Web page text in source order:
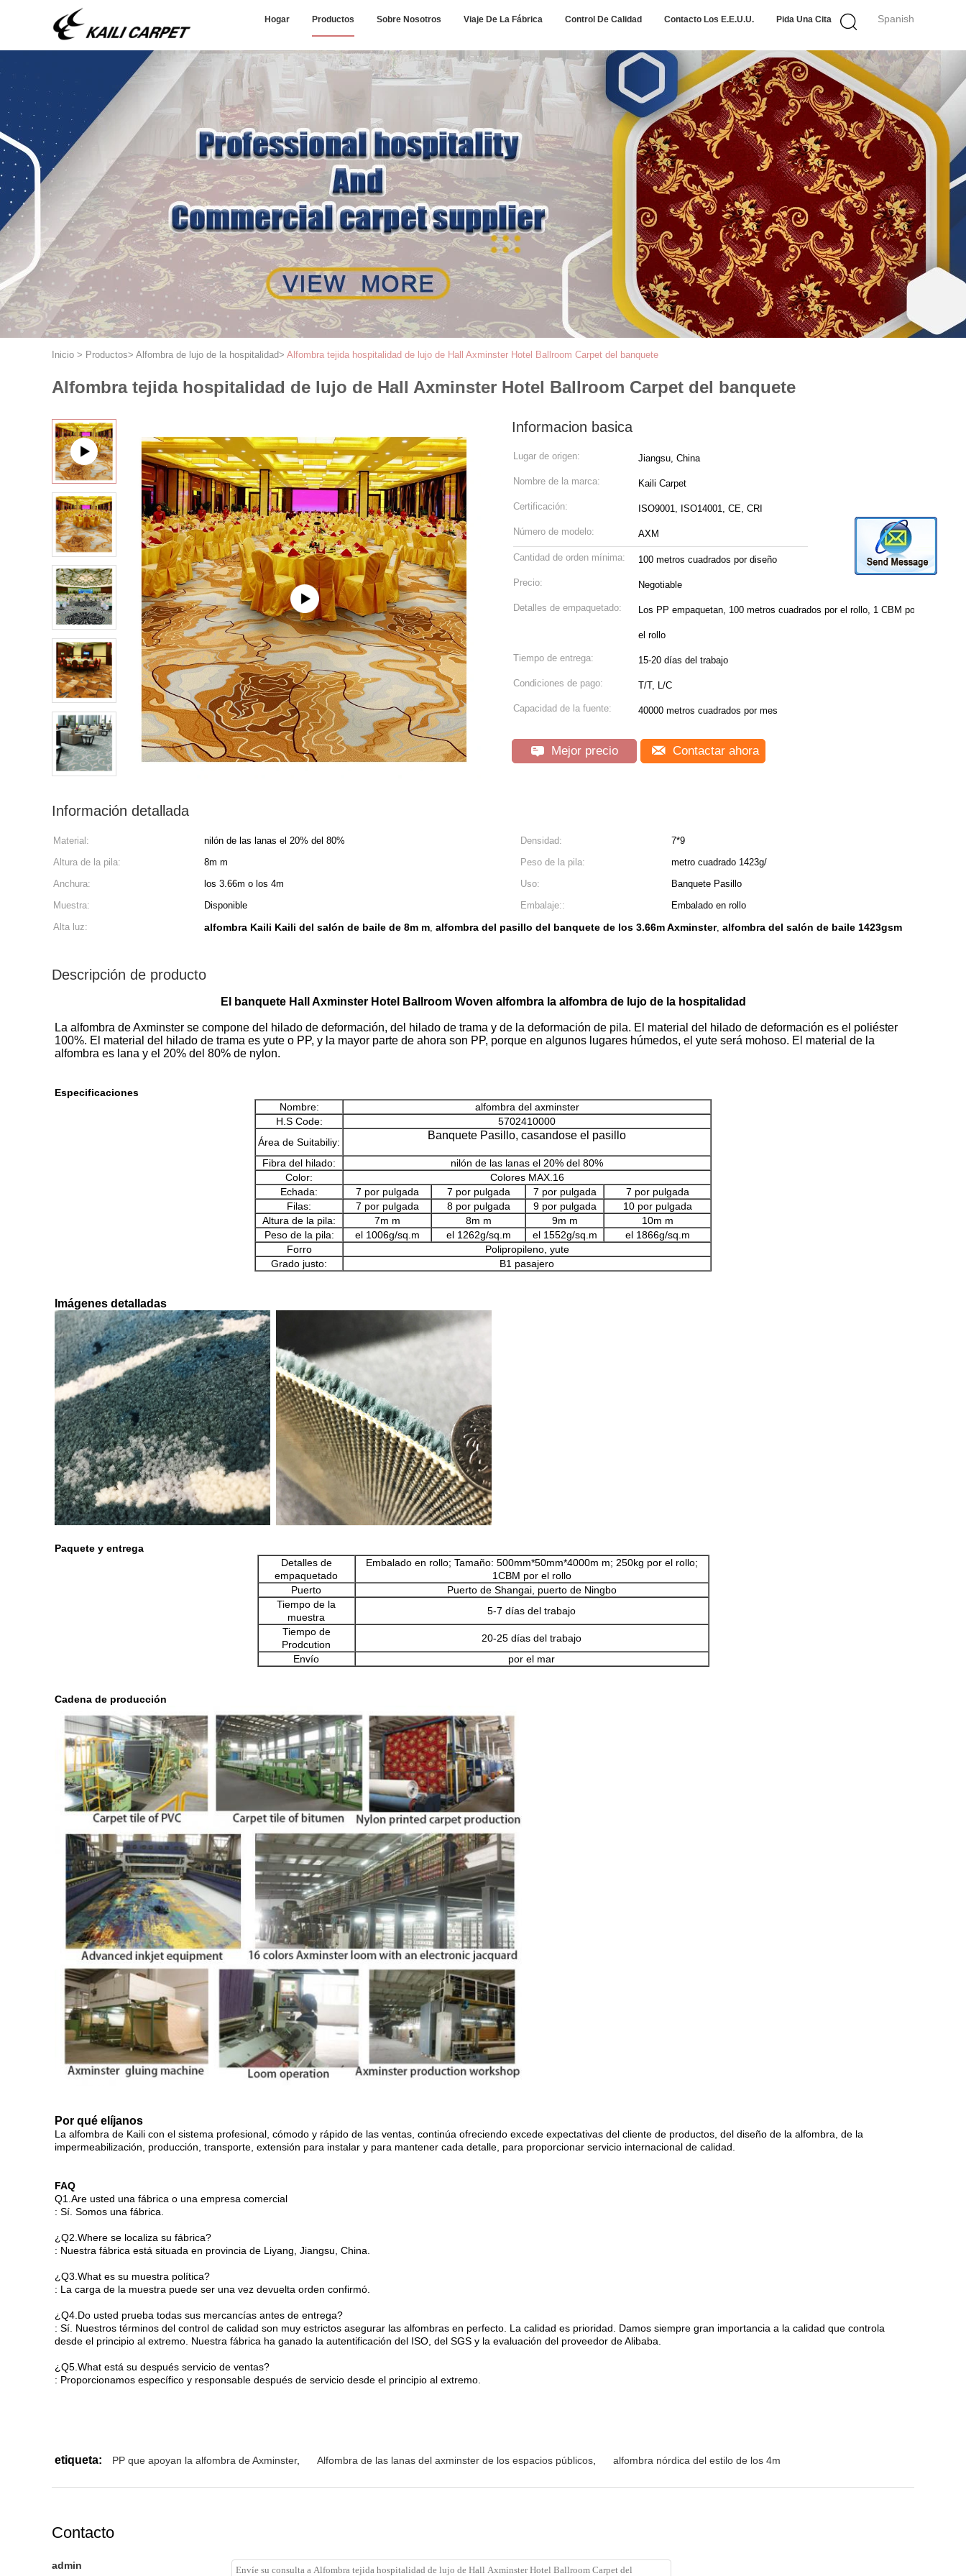
Deja un mensaje
¡Te llamaremos pronto!
PRESENTACIóN
Spanish
Hogar Productos Sobre Nosotros Viaje De La Fábrica Control De Calidad Contacto Los E.E.U.U. Pida Una Cita
Inicio > Productos> Alfombra de lujo de la hospitalidad> Alfombra tejida hospitalidad de lujo de Hall Axminster Hotel Ballroom Carpet del banquete
Alfombra tejida hospitalidad de lujo de Hall Axminster Hotel Ballroom Carpet del banquete
Informacion basica
Lugar de origen: Jiangsu, China
Nombre de la marca: Kaili Carpet
Certificación: ISO9001, ISO14001, CE, CRI
Número de modelo: AXM
Cantidad de orden mínima: 100 metros cuadrados por diseño
Precio: Negotiable
Detalles de empaquetado: Los PP empaquetan, 100 metros cuadrados por el rollo, 1 CBM por
el rollo
Tiempo de entrega: 15-20 días del trabajo
Condiciones de pago: T/T, L/C
Capacidad de la fuente: 40000 metros cuadrados por mes
Mejor precio Contactar ahora
Información detallada
Material: nilón de las lanas el 20% del 80% Densidad:
7*9
Altura de la pila:
8m m Peso de la pila:
metro cuadrado 1423g/
Anchura:
los 3.66m o los 4m Uso:
Banquete Pasillo
Muestra:
Disponible Embalaje::
Embalado en rollo
Alta luz:
alfombra Kaili Kaili del salón de baile de 8m m, alfombra del pasillo del banquete de los 3.66m Axminster, alfombra del salón de baile 1423gsm
Descripción de producto
El banquete Hall Axminster Hotel Ballroom Woven alfombra la alfombra de lujo de la hospitalidad
La alfombra de Axminster se compone del hilado de deformación, del hilado de trama y de la deformación de pila. El material del hilado de deformación es el poliéster
100%. El material del hilado de trama es yute o PP, y la mayor parte de ahora son PP, porque en algunos lugares húmedos, el yute será mohoso. El material de la
alfombra es lana y el 20% del 80% de nylon.
Especificaciones
Nombre:
alfombra del axminster
H.S Code:
5702410000
Área de Suitabiliy:
Banquete Pasillo, casandose el pasillo
Fibra del hilado:
nilón de las lanas el 20% del 80%
Color:
Colores MAX.16
Echada:
7 por pulgada 7 por pulgada 7 por pulgada
7 por pulgada
Filas:
7 por pulgada 8 por pulgada 9 por pulgada
10 por pulgada
Altura de la pila:
7m m 8m m 9m m
10m m
Peso de la pila:
el 1006g/sq.m el 1262g/sq.m el 1552g/sq.m
el 1866g/sq.m
Forro
Polipropileno, yute
Grado justo:
B1 pasajero
Imágenes detalladas
Paquete y entrega
Detalles de
empaquetado
Embalado en rollo; Tamaño: 500mm*50mm*4000m m; 250kg por el rollo;
1CBM por el rollo
Puerto
Puerto de Shangai, puerto de Ningbo
Tiempo de la
muestra
5-7 días del trabajo
Tiempo de
Prodcution
20-25 días del trabajo
Envío
por el mar
Cadena de producción
Por qué elíjanos
La alfombra de Kaili con el sistema profesional, cómodo y rápido de las ventas, continúa ofreciendo excede expectativas del cliente de productos, del diseño de la alfombra, de la
impermeabilización, producción, transporte, extensión para instalar y para mantener cada detalle, para proporcionar servicio internacional de calidad.
FAQ
Q1.Are usted una fábrica o una empresa comercial
: Sí. Somos una fábrica.
¿Q2.Where se localiza su fábrica?
: Nuestra fábrica está situada en provincia de Liyang, Jiangsu, China.
¿Q3.What es su muestra política?
: La carga de la muestra puede ser una vez devuelta orden confirmó.
¿Q4.Do usted prueba todas sus mercancías antes de entrega?
: Sí. Nuestros términos del control de calidad son muy estrictos asegurar las alfombras en perfecto. La calidad es prioridad. Damos siempre gran importancia a la calidad que controla
desde el principio al extremo. Nuestra fábrica ha ganado la autentificación del ISO, del SGS y la evaluación del proveedor de Alibaba.
¿Q5.What está su después servicio de ventas?
: Proporcionamos específico y responsable después de servicio desde el principio al extremo.
etiqueta: PP que apoyan la alfombra de Axminster, Alfombra de las lanas del axminster de los espacios públicos alfombra nórdica del estilo de los 4m
Contacto
admin